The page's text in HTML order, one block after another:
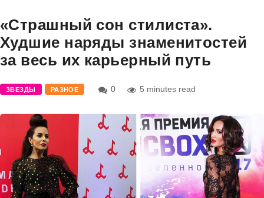
«Страшный сон стилиста».
Худшие наряды знаменитостей
за весь их карьерный путь
ЗВЕЗДЫ РАЗНОЕ 0 5 minutes read